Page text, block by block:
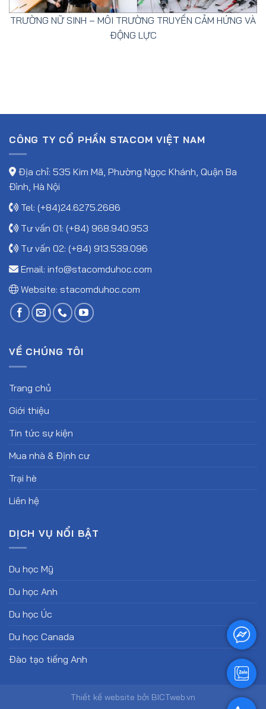
TRƯỜNG NỮ SINH – MÔI TRƯỜNG TRUYỀN CẢM HỨNG VÀ
ĐỘNG LỰC
CÔNG TY CỔ PHẦN STACOM VIỆT NAM
Địa chỉ: 535 Kim Mã, Phường Ngọc Khánh, Quận Ba
Đình, Hà Nội
Tel: (+84)24.6275.2686
Tư vấn 01: (+84) 968.940.953
Tư vấn 02: (+84) 913.539.096
Email: info@stacomduhoc.com
Website: stacomduhoc.com
VỀ CHÚNG TÔI
Trang chủ
Giới thiệu
Tin tức sự kiện
Mua nhà & Định cư
Trại hè
Liên hệ
DỊCH VỤ NỔI BẬT
Du học Mỹ
Du học Anh
Du học Úc
Du học Canada
Đào tạo tiếng Anh
Thiết kế website bởi BICTweb.vn